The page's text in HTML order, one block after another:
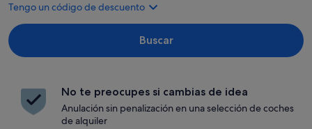
Tengo un código de descuento
Buscar
No te preocupes si cambias de idea
Anulación sin penalización en una selección de coches
de alquiler